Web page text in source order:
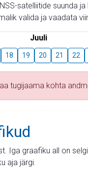
satelliitide suunda
valida ja vaadata
Juuli
18 19 20 21 22
tugijaama kohta
Iga graafiku all on
aja järgi.